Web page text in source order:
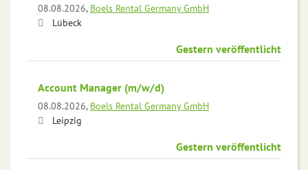
08.08.2026, Boels Rental Germany GmbH
Lübeck
Gestern veröffentlicht
Account Manager (m/w/d)
08.08.2026, Boels Rental Germany GmbH
Leipzig
Gestern veröffentlicht